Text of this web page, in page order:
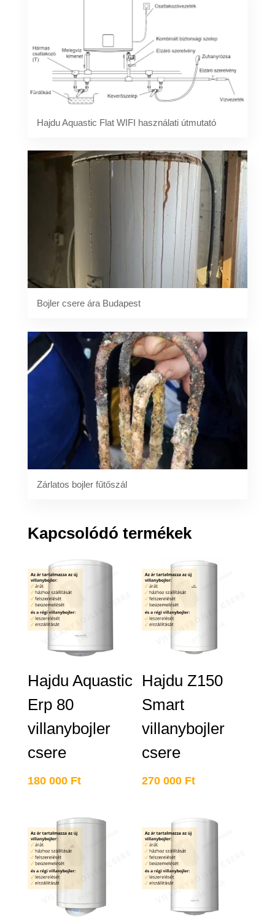
Hajdu Aquastic Flat WIFI használati útmutató
Bojler csere ára Budapest
Zárlatos bojler fűtőszál
Kapcsolódó termékek
Hajdu Aquastic
Erp 80
villanybojler
csere
180 000 Ft
Hajdu Z150
Smart
villanybojler
csere
270 000 Ft